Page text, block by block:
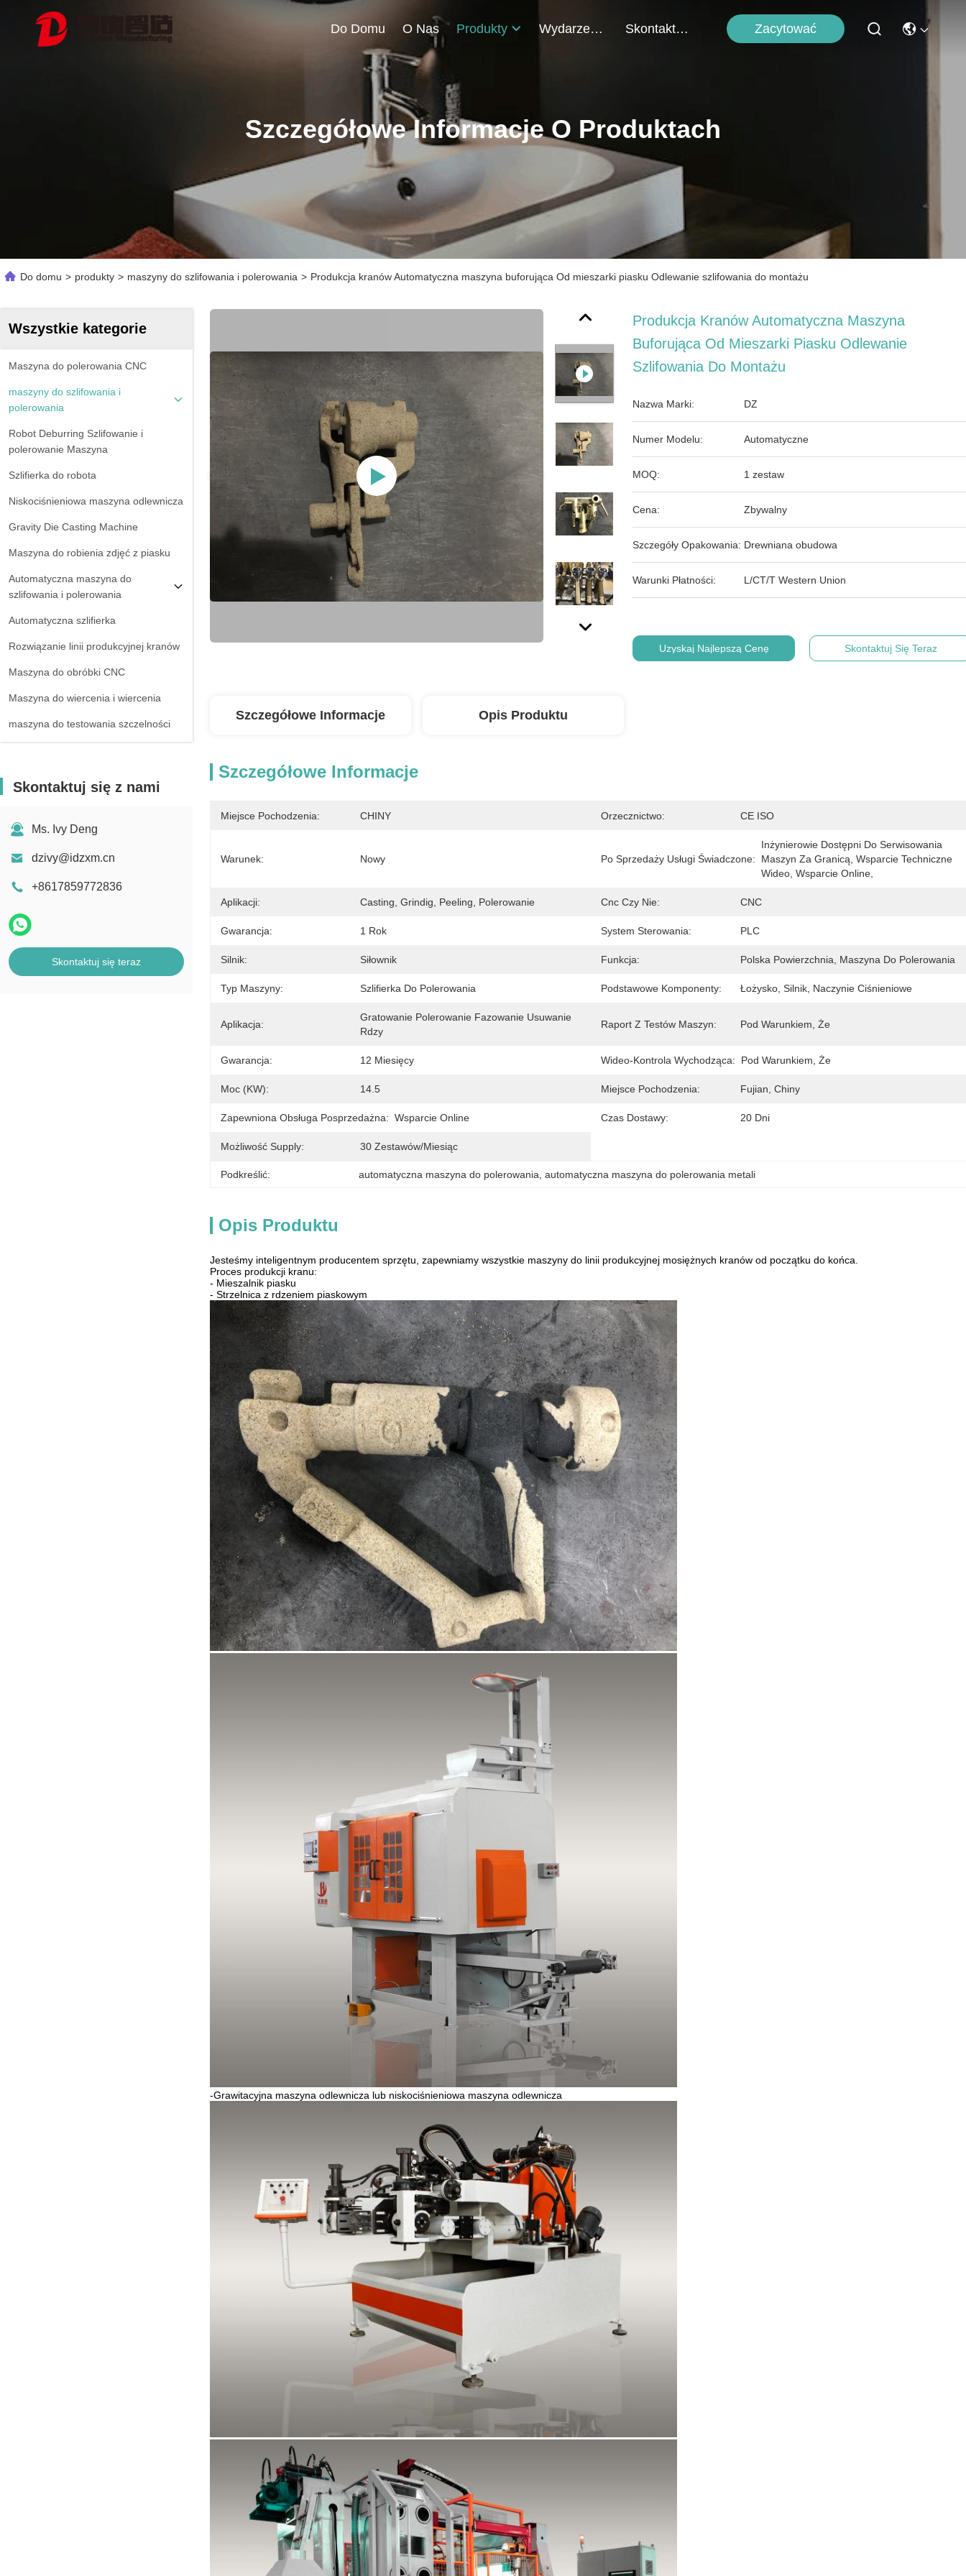
Do Domu O Nas Produkty Wydarzenia Skontaktuj Się Z Nami Zacytować
Szczegółowe Informacje O Produktach
Do domu > produkty > maszyny do szlifowania i polerowania > Produkcja kranów Automatyczna maszyna buforująca Od mieszarki piasku Odlewanie szlifowania do montażu
Wszystkie kategorie
Maszyna do polerowania CNC
maszyny do szlifowania i
polerowania
Robot Deburring Szlifowanie i
polerowanie Maszyna
Szlifierka do robota
Niskociśnieniowa maszyna odlewnicza
Gravity Die Casting Machine
Maszyna do robienia zdjęć z piasku
Automatyczna maszyna do
szlifowania i polerowania
Automatyczna szlifierka
Rozwiązanie linii produkcyjnej kranów
Maszyna do obróbki CNC
Maszyna do wiercenia i wiercenia
maszyna do testowania szczelności
Skontaktuj się z nami
Ms. Ivy Deng
dzivy@idzxm.cn
+8617859772836
Skontaktuj się teraz
Produkcja Kranów Automatyczna Maszyna
Buforująca Od Mieszarki Piasku Odlewanie
Szlifowania Do Montażu
Nazwa Marki: DZ
Numer Modelu: Automatyczne
MOQ: 1 zestaw
Cena: Zbywalny
Szczegóły Opakowania: Drewniana obudowa
Warunki Płatności: L/CT/T Western Union
Uzyskaj Najlepszą Cenę Skontaktuj Się Teraz
Szczegółowe Informacje Opis Produktu
Szczegółowe Informacje
Miejsce Pochodzenia: CHINY Orzecznictwo: CE ISO
Warunek: Nowy Po Sprzedaży Usługi Świadczone:
Inżynierowie Dostępni Do Serwisowania
Maszyn Za Granicą, Wsparcie Techniczne
Wideo, Wsparcie Online,
Aplikacji: Casting, Grindig, Peeling, Polerowanie Cnc Czy Nie: CNC
Gwarancja: 1 Rok System Sterowania: PLC
Silnik: Siłownik Funkcja: Polska Powierzchnia, Maszyna Do Polerowania
Typ Maszyny: Szlifierka Do Polerowania Podstawowe Komponenty: Łożysko, Silnik, Naczynie Ciśnieniowe
Aplikacja:
Gratowanie Polerowanie Fazowanie Usuwanie
Rdzy
Raport Z Testów Maszyn: Pod Warunkiem, Że
Gwarancja: 12 Miesięcy Wideo-Kontrola Wychodząca: Pod Warunkiem, Że
Moc (kW): 14.5 Miejsce Pochodzenia: Fujian, Chiny
Zapewniona Obsługa Posprzedażna: Wsparcie Online Czas Dostawy: 20 Dni
Możliwość Supply: 30 Zestawów/miesiąc
Podkreślić: automatyczna maszyna do polerowania , automatyczna maszyna do polerowania metali
Opis Produktu
Jesteśmy inteligentnym producentem sprzętu, zapewniamy wszystkie maszyny do linii produkcyjnej mosiężnych kranów od początku do końca.
Proces produkcji kranu:
- Mieszalnik piasku
- Strzelnica z rdzeniem piaskowym
-Grawitacyjna maszyna odlewnicza lub niskociśnieniowa maszyna odlewnicza